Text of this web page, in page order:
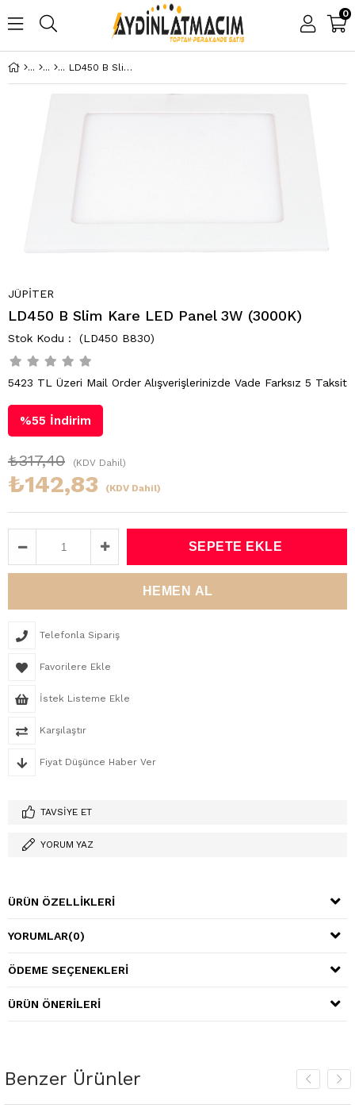
0
LD450 B Slim Kare LED Panel 3W (3000K)
JÜPİTER
LD450 B Slim Kare LED Panel 3W (3000K)
(LD450 B830)
5423 TL Üzeri Mail Order Alışverişlerinizde Vade Farksız 5 Taksit
%55 İndirim
₺317,40 (KDV Dahil)
₺142,83 (KDV Dahil)
Telefonla Sipariş
Favorilere Ekle
İstek Listeme Ekle
Karşılaştır
Fiyat Düşünce Haber Ver
TAVSIYE ET
YORUM YAZ
ÜRÜN ÖZELLIKLERI
YORUMLAR(0)
ÖDEME SEÇENEKLERI
ÜRÜN ÖNERILERI
Benzer Ürünler